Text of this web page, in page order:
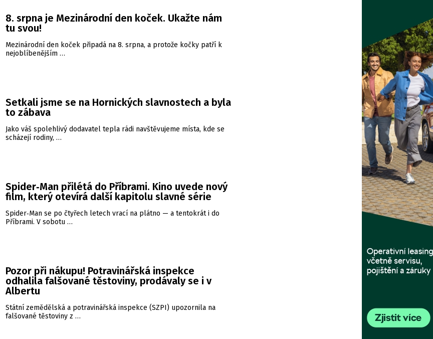
8. srpna je Mezinárodní den koček. Ukažte nám
tu svou!
Mezinárodní den koček připadá na 8. srpna, a protože kočky patří k
nejoblíbenějším …
Setkali jsme se na Hornických slavnostech a byla
to zábava
Jako váš spolehlivý dodavatel tepla rádi navštěvujeme místa, kde se
scházejí rodiny, …
Spider‑Man přilétá do Příbrami. Kino uvede nový
film, který otevírá další kapitolu slavné série
Spider‑Man se po čtyřech letech vrací na plátno — a tentokrát i do
Příbrami. V sobotu …
Pozor při nákupu! Potravinářská inspekce
odhalila falšované těstoviny, prodávaly se i v
Albertu
Státní zemědělská a potravinářská inspekce (SZPI) upozornila na
falšované těstoviny z …